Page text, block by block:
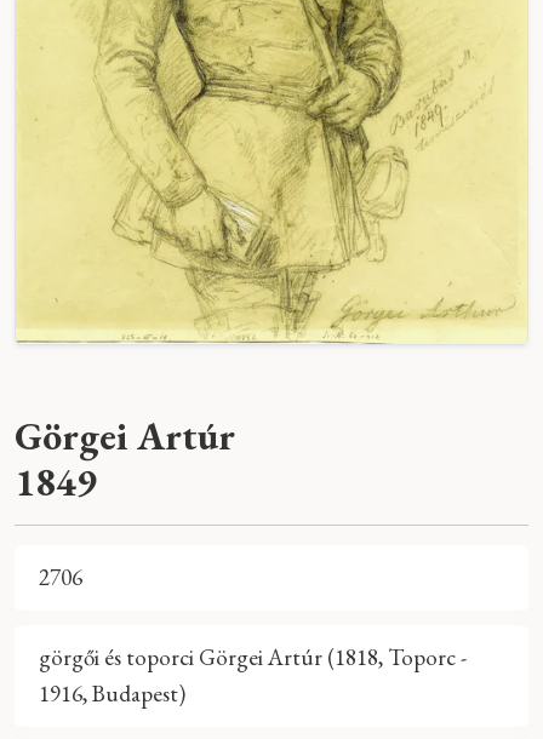
Görgei Artúr
1849
2706
görgői és toporci Görgei Artúr (1818, Toporc -
1916, Budapest)